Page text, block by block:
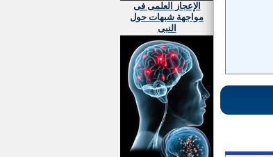
الإعجاز العلمى فى
مواجهة شبهات حول
النبى